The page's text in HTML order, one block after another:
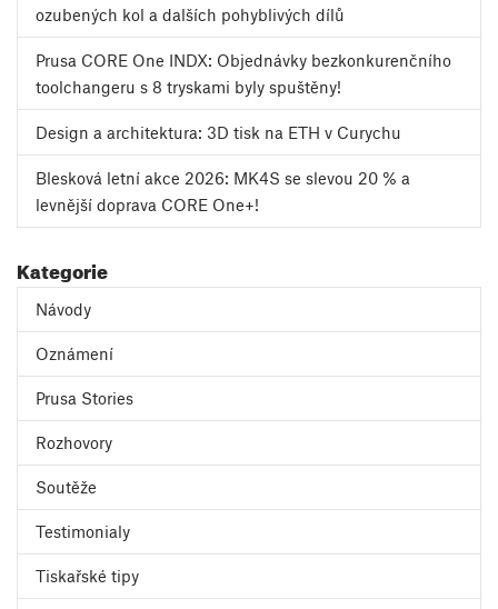
ozubených kol a dalších pohyblivých dílů
Prusa CORE One INDX: Objednávky bezkonkurenčního
toolchangeru s 8 tryskami byly spuštěny!
Design a architektura: 3D tisk na ETH v Curychu
Blesková letní akce 2026: MK4S se slevou 20 % a
levnější doprava CORE One+!
Kategorie
Návody
Oznámení
Prusa Stories
Rozhovory
Soutěže
Testimonialy
Tiskařské tipy